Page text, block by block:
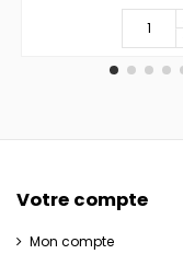
Votre compte
Mon compte